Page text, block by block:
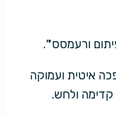
ורעמסס'".
איטית ועמוקה
קדימה ולחש.